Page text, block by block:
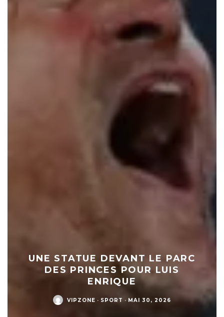
UNE STATUE DEVANT LE PARC
DES PRINCES POUR LUIS
ENRIQUE
VIPZONE · SPORT · MAI 30, 2026